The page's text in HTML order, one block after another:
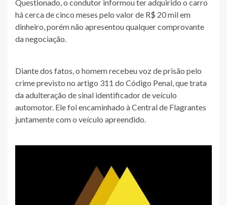
Questionado, o condutor informou ter adquirido o carro
há cerca de cinco meses pelo valor de R$ 20 mil em
dinheiro, porém não apresentou qualquer comprovante
da negociação.
Diante dos fatos, o homem recebeu voz de prisão pelo
crime previsto no artigo 311 do Código Penal, que trata
da adulteração de sinal identificador de veículo
automotor. Ele foi encaminhado à Central de Flagrantes
juntamente com o veículo apreendido.